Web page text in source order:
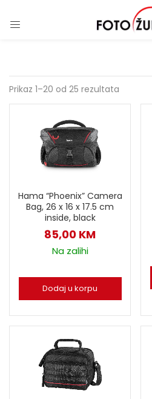
Prikaz 1–20 od 25 rezultata
Hama “Phoenix” Camera
Bag, 26 x 16 x 17.5 cm
inside, black
85,00 KM
Na zalihi
Dodaj u korpu